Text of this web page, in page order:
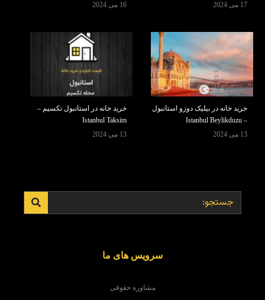
17 می 2024
16 می 2024
خرید خانه در بیلیک دوزو استانبول
– Istanbul Beylikduzu
13 می 2024
خرید خانه در استانبول تکسیم –
Istanbul Taksim
13 می 2024
سرویس های ما
مشاوره حقوقی